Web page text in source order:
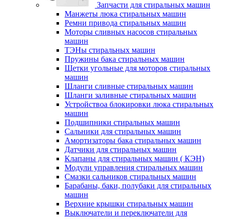
Запчасти для стиральных машин
Манжеты люка стиральных машин
Ремни привода стиральных машин
Моторы сливных насосов стиральных
машин
ТЭНы стиральных машин
Пружины бака стиральных машин
Щетки угольные для моторов стиральных
машин
Шланги сливные стиральных машин
Шланги заливные стиральных машин
Устройствоа блокировки люка стиральных
машин
Подшипники стиральных машин
Сальники для стиральных машин
Амортизаторы бака стиральных машин
Датчики для стиральных машин
Клапаны для стиральных машин ( КЭН)
Модули управления стиральных машин
Смазки сальников стиральных машин
Барабаны, баки, полубаки для стиральных
машин
Верхние крышки стиральных машин
Выключатели и переключатели для